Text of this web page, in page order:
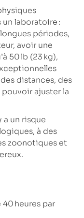
un laboratoire :
périodes,
avoir une
50 lb (23 kg),
distances, des
ajuster la
a un risque
à des
zoonotiques et
heures par